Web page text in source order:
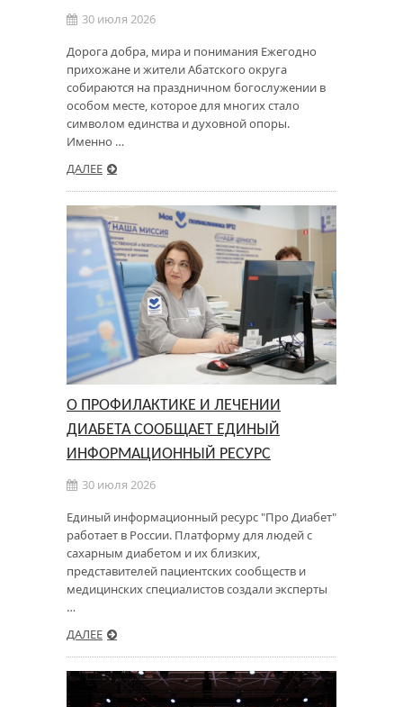
30 июля 2026
Дорога добра, мира и понимания Ежегодно
прихожане и жители Абатского округа
собираются на праздничном богослужении в
особом месте, которое для многих стало
символом единства и духовной опоры.
Именно …
ДАЛЕЕ
О ПРОФИЛАКТИКЕ И ЛЕЧЕНИИ
ДИАБЕТА СООБЩАЕТ ЕДИНЫЙ
ИНФОРМАЦИОННЫЙ РЕСУРС
30 июля 2026
Единый информационный ресурс "Про Диабет"
работает в России. Платформу для людей с
сахарным диабетом и их близких,
представителей пациентских сообществ и
медицинских специалистов создали эксперты
…
ДАЛЕЕ